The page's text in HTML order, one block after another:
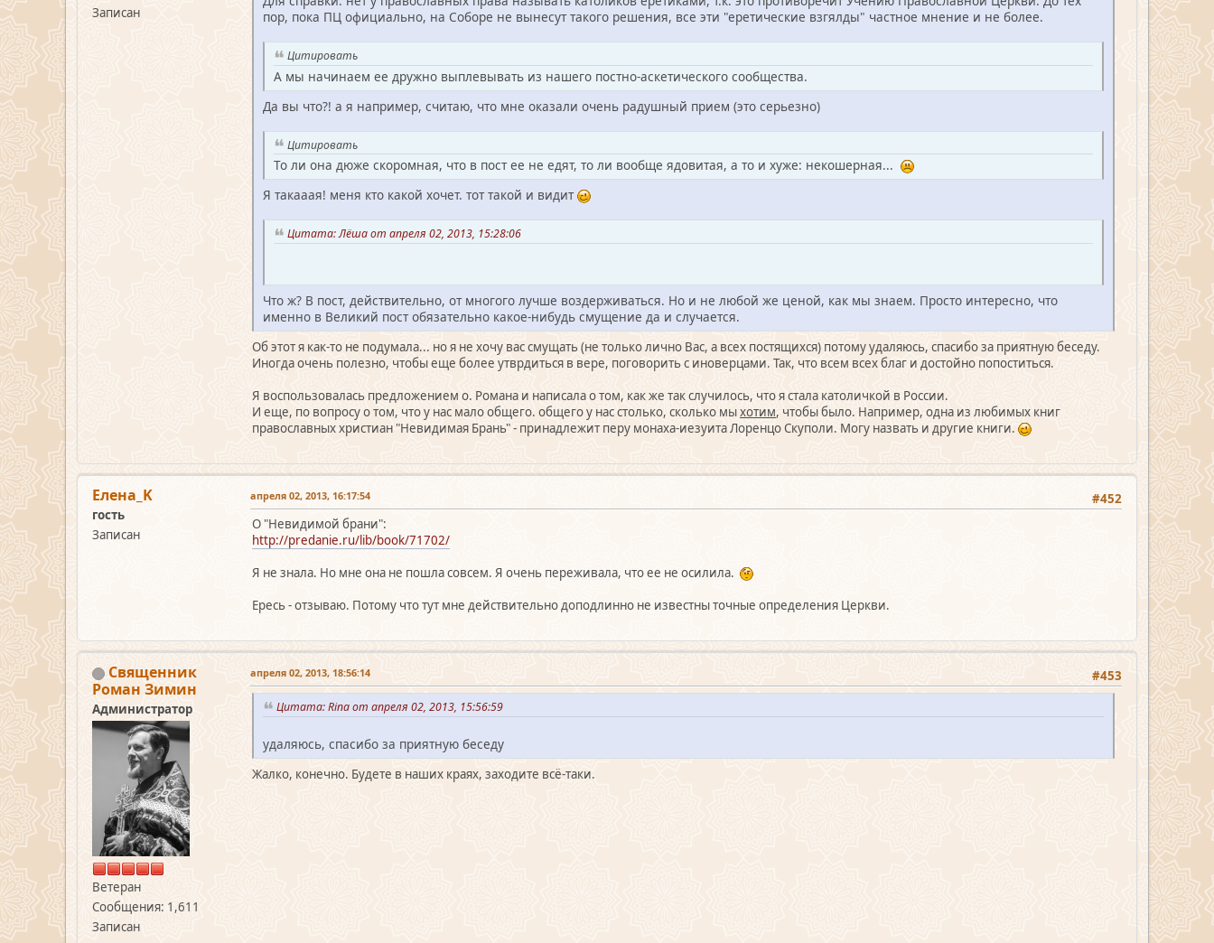
Записан
пор, пока ПЦ официально, на Соборе не вынесут такого решения, все эти "еретические взгялды" частное мнение и не более.
Цитировать
А мы начинаем ее дружно выплевывать из нашего постно-аскетического сообщества.
Да вы что?! а я например, считаю, что мне оказали очень радушный прием (это серьезно)
Цитировать
То ли она дюже скоромная, что в пост ее не едят, то ли вообще ядовитая, а то и хуже: некошерная...
Я такааая! меня кто какой хочет. тот такой и видит
Цитата: Лёша от апреля 02, 2013, 15:28:06
Что ж? В пост, действительно, от многого лучше воздерживаться. Но и не любой же ценой, как мы знаем. Просто интересно, что
именно в Великий пост обязательно какое-нибудь смущение да и случается.
Об этот я как-то не подумала... но я не хочу вас смущать (не только лично Вас, а всех постящихся) потому удаляюсь, спасибо за приятную беседу.
Иногда очень полезно, чтобы еще более утврдиться в вере, поговорить с иноверцами. Так, что всем всех благ и достойно попоститься.
Я воспользовалась предложением о. Романа и написала о том, как же так случилось, что я стала католичкой в России.
И еще, по вопросу о том, что у нас мало общего. общего у нас столько, сколько мыхотим, чтобы было. Например, одна из любимых книг
православных христиан "Невидимая Брань" - принадлежит перу монаха-иезуита Лоренцо Скуполи. Могу назвать и другие книги.
Елена_K
гость
Записан
#452
апреля 02, 2013, 16:17:54
О "Невидимой брани":
http://predanie.ru/lib/book/71702/
Я не знала. Но мне она не пошла совсем. Я очень переживала, что ее не осилила.
Ересь - отзываю. Потому что тут мне действительно доподлинно не известны точные определения Церкви.
Священник
Роман Зимин
Администратор
Ветеран
Сообщения: 1,611
Записан
#453
апреля 02, 2013, 18:56:14
Цитата: Rina от апреля 02, 2013, 15:56:59
удаляюсь, спасибо за приятную беседу
Жалко, конечно. Будете в наших краях, заходите всё-таки.